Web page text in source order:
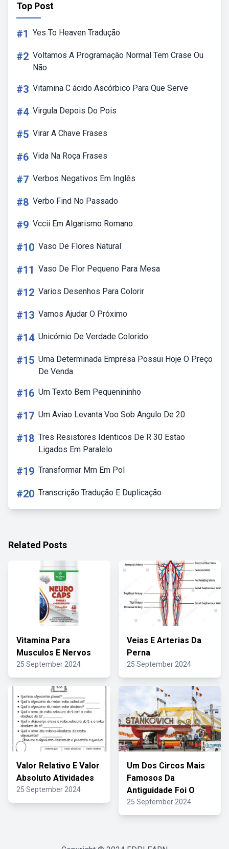
Top Post
#1 Yes To Heaven Tradução
#2 Voltamos A Programação Normal Tem Crase Ou
Não
#3 Vitamina C ácido Ascórbico Para Que Serve
#4 Virgula Depois Do Pois
#5 Virar A Chave Frases
#6 Vida Na Roça Frases
#7 Verbos Negativos Em Inglês
#8 Verbo Find No Passado
#9 Vccii Em Algarismo Romano
#10 Vaso De Flores Natural
#11 Vaso De Flor Pequeno Para Mesa
#12 Varios Desenhos Para Colorir
#13 Vamos Ajudar O Próximo
#14 Unicórnio De Verdade Colorido
#15 Uma Determinada Empresa Possui Hoje O Preço
De Venda
#16 Um Texto Bem Pequenininho
#17 Um Aviao Levanta Voo Sob Angulo De 20
#18 Tres Resistores Identicos De R 30 Estao
Ligados Em Paralelo
#19 Transformar Mm Em Pol
#20 Transcrição Tradução E Duplicação
Related Posts
Vitamina Para
Musculos E Nervos
25 September 2024
Veias E Arterias Da
Perna
25 September 2024
Valor Relativo E Valor
Absoluto Atividades
25 September 2024
Um Dos Circos Mais
Famosos Da
Antiguidade Foi O
25 September 2024